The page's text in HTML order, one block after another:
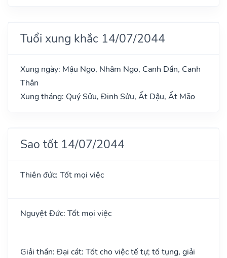
Tuổi xung khắc 14/07/2044
Xung ngày: Mậu Ngọ, Nhâm Ngọ, Canh Dần, Canh
Thân
Xung tháng: Quý Sửu, Đinh Sửu, Ất Dậu, Ất Mão
Sao tốt 14/07/2044
Thiên đức: Tốt mọi việc
Nguyệt Đức: Tốt mọi việc
Giải thần: Đại cát: Tốt cho việc tế tự; tố tụng, giải